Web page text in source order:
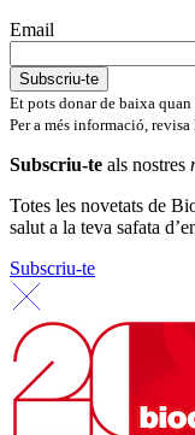
Email
Et pots donar de baixa quan
Per a més informació, revisa
Subscriu-te als nostres
Totes les novetats de
salut a la teva safata
Subscriu-te